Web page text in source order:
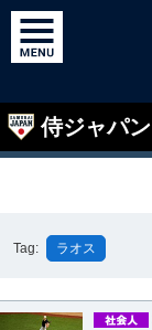
侍ジャパ
Tag: ラオス